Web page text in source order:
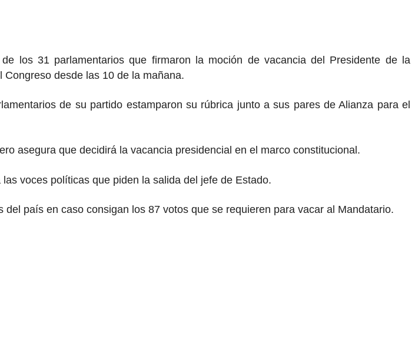
los 31 parlamentarios que firmaron la moción de vacancia del Presidente de la
Congreso desde las 10 de la mañana.
de su partido estamparon su rúbrica junto a sus pares de Alianza para el
asegura que decidirá la vacancia presidencial en el marco constitucional.
voces políticas que piden la salida del jefe de Estado.
país en caso consigan los 87 votos que se requieren para vacar al Mandatario.